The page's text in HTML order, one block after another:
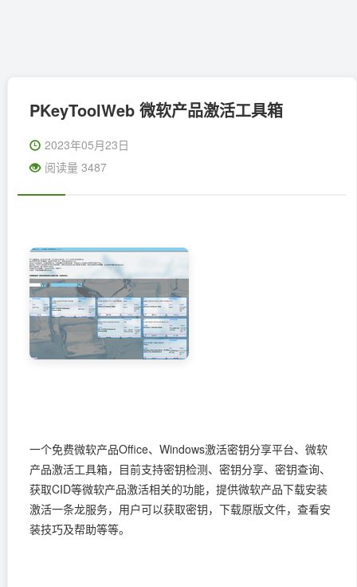
PKeyToolWeb 微软产品激活工具箱
2023年05月23日
阅读量 3487
一个免费微软产品Office、Windows激活密钥分享平台、微软
产品激活工具箱，目前支持密钥检测、密钥分享、密钥查询、
获取CID等微软产品激活相关的功能，提供微软产品下载安装
激活一条龙服务，用户可以获取密钥，下载原版文件，查看安
装技巧及帮助等等。